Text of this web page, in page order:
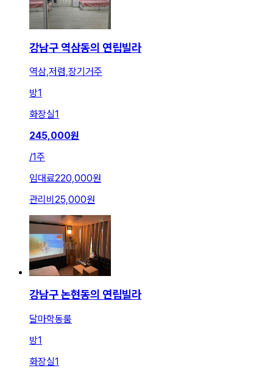
강남구 역삼동의 연립빌라
역삼,저렴,장기거주
방1
화장실1
245,000원
/1주
임대료220,000원
관리비 25,000원
강남구 논현동의 연립빌라
달마학동룸
방1
화장실1